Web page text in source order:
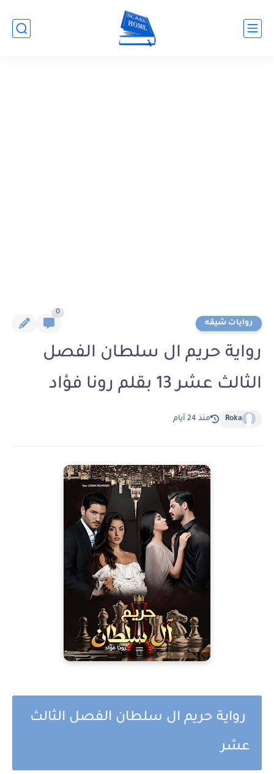
روايات شيقه
0
رواية حريم ال سلطان الفصل
الثالث عشر 13 بقلم رونا فؤاد
Roka منذ 24 أيام
رواية حريم ال سلطان الفصل الثالث
عشر